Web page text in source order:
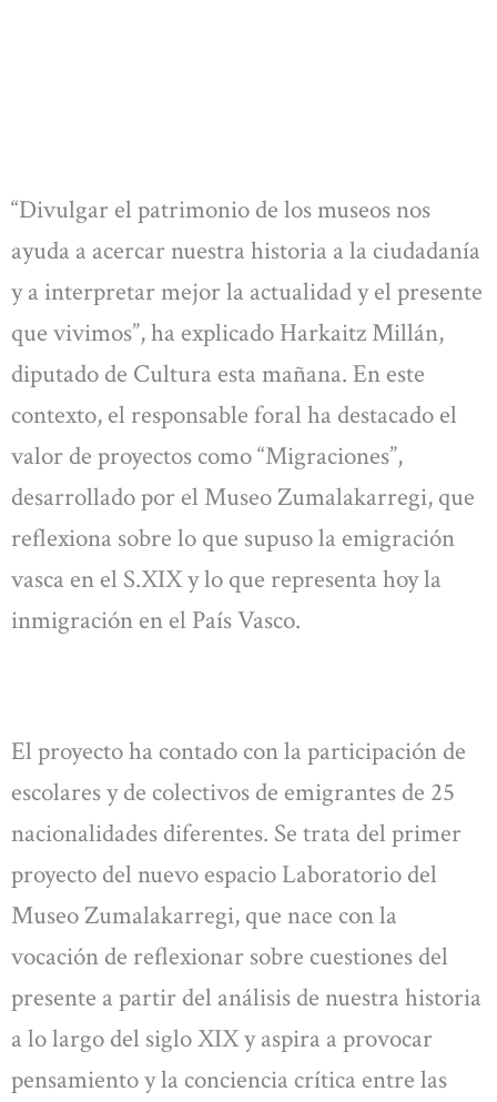
“Divulgar el patrimonio de los museos nos
ayuda a acercar nuestra historia a la ciudadanía
y a interpretar mejor la actualidad y el presente
que vivimos”, ha explicado Harkaitz Millán,
diputado de Cultura esta mañana. En este
contexto, el responsable foral ha destacado el
valor de proyectos como “Migraciones”,
desarrollado por el Museo Zumalakarregi, que
reflexiona sobre lo que supuso la emigración
vasca en el S.XIX y lo que representa hoy la
inmigración en el País Vasco.
El proyecto ha contado con la participación de
escolares y de colectivos de emigrantes de 25
nacionalidades diferentes. Se trata del primer
proyecto del nuevo espacio Laboratorio del
Museo Zumalakarregi, que nace con la
vocación de reflexionar sobre cuestiones del
presente a partir del análisis de nuestra historia
a lo largo del siglo XIX y aspira a provocar
pensamiento y la conciencia crítica entre las